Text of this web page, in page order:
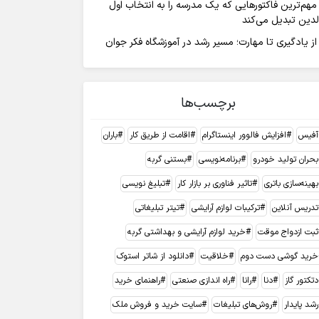
مهم‌ترین فاکتورهایی که یک مدرسه را به انتخاب اول
تبدیل می‌کند
از یادگیری تا مهارت؛ مسیر رشد در آموزشگاه فکر جوان
برچسب‌ها
آفیس افزایش فالوور اینستاگرام اقامت از طریق کار
باران
بحران تولید خودرو
برنامه‌نویسی
بستنی گربه
بهینه‌سازی باتری
تاثیر فناوری بر بازار کار
تبلیغ نویسی
تدریس آنلاین
ترکیبات لوازم آرایشی
تیتر تبلیغاتی
ثبت ازدواج موقت
خرید لوازم آرایشی و بهداشتی گربه
خرید گوشی دست دوم
خلاقیت
دانلود از شاتر استوک
دتکتور گاز
دنا رانا راه اندازی صنعتی
راهنمای خرید
رشد پایدار
روش‌های تبلیغات سایت خرید و فروش ملک